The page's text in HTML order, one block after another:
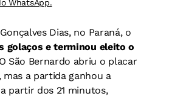
WhatsApp.
Dias, no Paraná, o
golaços e terminou eleito o
O São Bernardo abriu o placar
a partida ganhou a
partir dos 21 minutos,